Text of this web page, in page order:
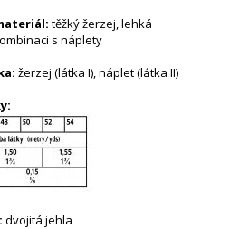
těžký žerzej, lehká
s náplety
žerzej (látka I), náplet (látka II)
dvojitá jehla